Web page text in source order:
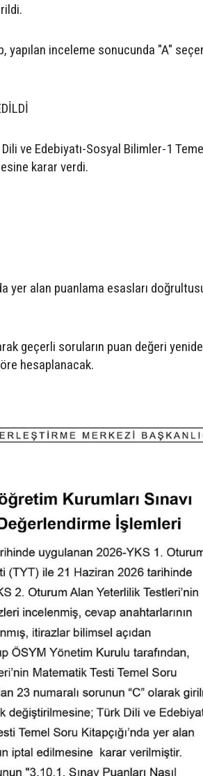
yapılan inceleme sonucunda "A"
ve Edebiyatı-Sosyal Bilimler-1
karar verdi.
yer alan puanlama esasları
geçerli soruların puan değeri
hesaplanacak.